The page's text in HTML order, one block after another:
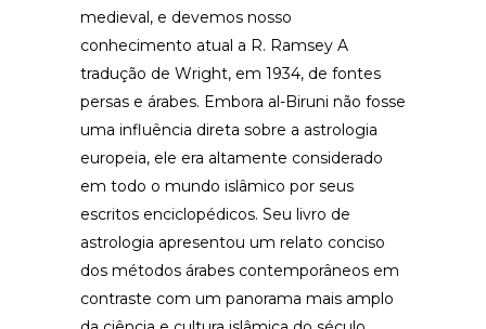
medieval, e devemos nosso
conhecimento atual a R. Ramsey A
tradução de Wright, em 1934, de fontes
persas e árabes. Embora al-Biruni não fosse
uma influência direta sobre a astrologia
europeia, ele era altamente considerado
em todo o mundo islâmico por seus
escritos enciclopédicos. Seu livro de
astrologia apresentou um relato conciso
dos métodos árabes contemporâneos em
contraste com um panorama mais amplo